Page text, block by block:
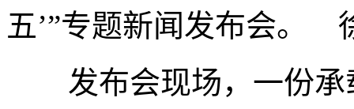
五’”专题新闻发布会。
发布会现场，一份承